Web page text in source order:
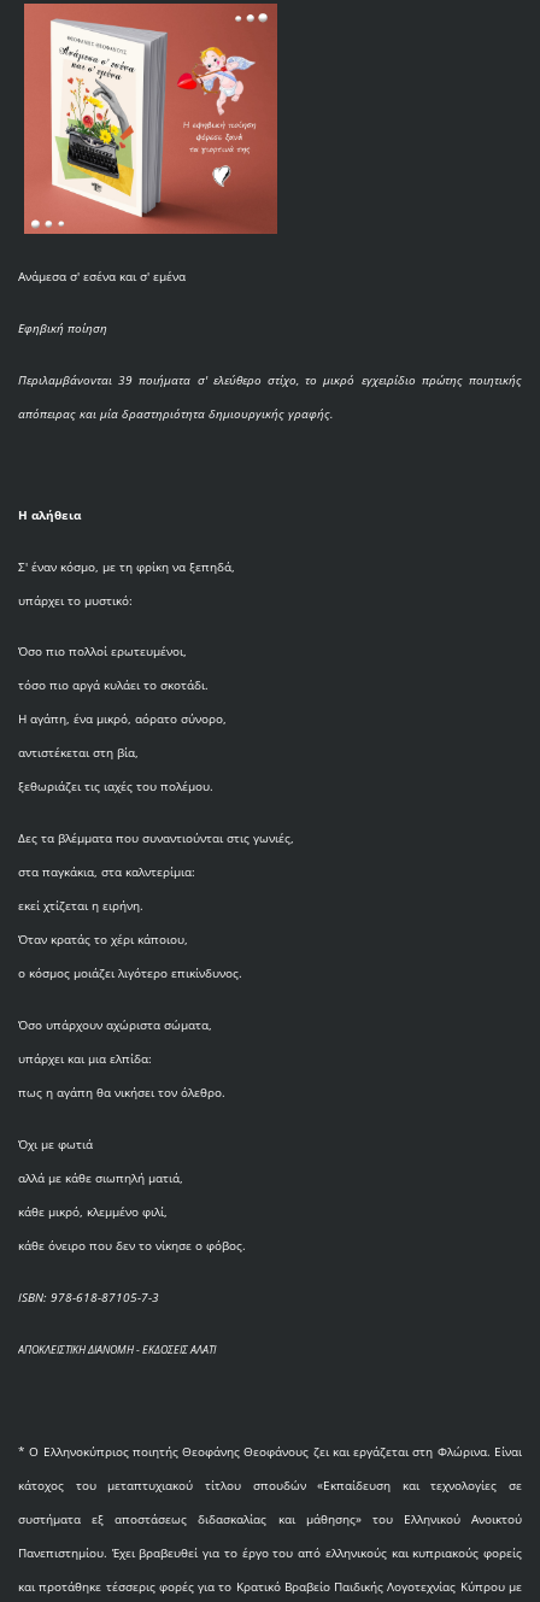
Ανάμεσα σ' εσένα και σ' εμένα
Εφηβική ποίηση
Περιλαμβάνονται 39 ποιήματα σ' ελεύθερο στίχο, το μικρό εγχειρίδιο πρώτης ποιητικής
απόπειρας και μία δραστηριότητα δημιουργικής γραφής.
Η αλήθεια
Σ' έναν κόσμο, με τη φρίκη να ξεπηδά,
υπάρχει το μυστικό:
Όσο πιο πολλοί ερωτευμένοι,
τόσο πιο αργά κυλάει το σκοτάδι.
Η αγάπη, ένα μικρό, αόρατο σύνορο,
αντιστέκεται στη βία,
ξεθωριάζει τις ιαχές του πολέμου.
Δες τα βλέμματα που συναντιούνται στις γωνιές,
στα παγκάκια, στα καλντερίμια:
εκεί χτίζεται η ειρήνη.
Όταν κρατάς το χέρι κάποιου,
ο κόσμος μοιάζει λιγότερο επικίνδυνος.
Όσο υπάρχουν αχώριστα σώματα,
υπάρχει και μια ελπίδα:
πως η αγάπη θα νικήσει τον όλεθρο.
Όχι με φωτιά
αλλά με κάθε σιωπηλή ματιά,
κάθε μικρό, κλεμμένο φιλί,
κάθε όνειρο που δεν το νίκησε ο φόβος.
ISBN: 978-618-87105-7-3
ΑΠΟΚΛΕΙΣΤΙΚΗ ΔΙΑΝΟΜΗ - ΕΚΔΟΣΕΙΣ ΑΛΑΤΙ
* O Eλληνοκύπριος ποιητής Θεοφάνης Θεοφάνους ζει και εργάζεται στη Φλώρινα. Είναι
κάτοχος του μεταπτυχιακού τίτλου σπουδών «Εκπαίδευση και τεχνολογίες σε
συστήματα εξ αποστάσεως διδασκαλίας και μάθησης» του Ελληνικού Ανοικτού
Πανεπιστημίου. Έχει βραβευθεί για το έργο του από ελληνικούς και κυπριακούς φορείς
και προτάθηκε τέσσερις φορές για το Κρατικό Βραβείο Παιδικής Λογοτεχνίας Κύπρου με